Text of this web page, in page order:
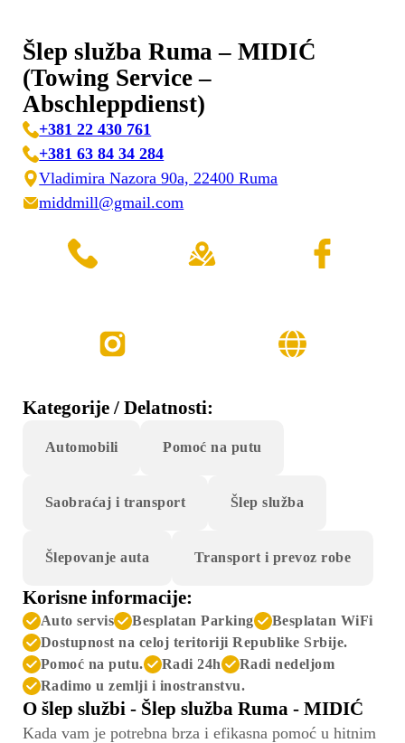
Šlep služba Ruma – MIDIĆ
(Towing Service –
Abschleppdienst)
+381 22 430 761
+381 63 84 34 284
Vladimira Nazora 90a, 22400 Ruma
middmill@gmail.com
Kategorije / Delatnosti:
Automobili Pomoć na putu
Saobraćaj i transport Šlep služba
Šlepovanje auta Transport i prevoz robe
Korisne informacije:
Auto servis Besplatan Parking
Besplatan WiFi
Dostupnost na celoj teritoriji Republike Srbije.
Pomoć na putu.
Radi 24h
Radi nedeljom
Radimo u zemlji i inostranstvu.
O šlep službi - Šlep služba Ruma - MIDIĆ
Kada vam je potrebna brza i efikasna pomoć u hitnim